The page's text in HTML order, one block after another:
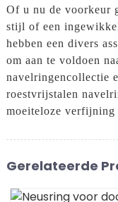
Of u nu de voorkeur
stijl of een
hebben een divers
om aan te voldoen
navelringencollectie
roestvrijstalen
moeiteloze verfijning
Gerelateerde